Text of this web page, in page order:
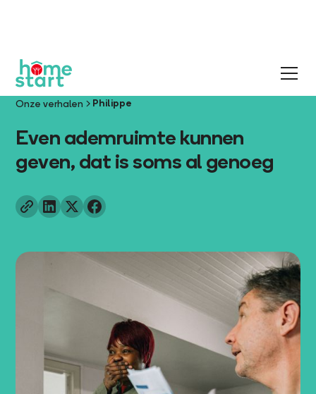
Onze verhalen Philippe
Even ademruimte kunnen
geven, dat is soms al genoeg